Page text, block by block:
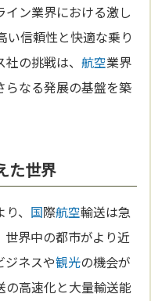
ン業界における激し
い信頼性と快適な乗り
社の挑戦は、航空業界
らなる発展の基盤を築
た世界
、 国際航空輸送は急
界中の都市がより近
ジネスや観光の機会が
の高速化と大量輸送能